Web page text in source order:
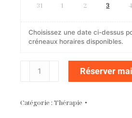
31
1 2 3 4
Choisissez une date ci-dessus
créneaux horaires disponibles.
quantité
de
Réserver
Catégorie :Thérapie